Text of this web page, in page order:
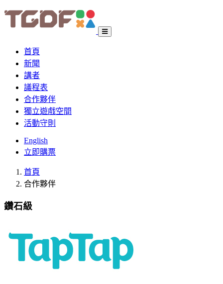
首頁
新聞
講者
議程表
合作夥伴
獨立遊戲空間
活動守則
English
立即購票
首頁
合作夥伴
鑽石級